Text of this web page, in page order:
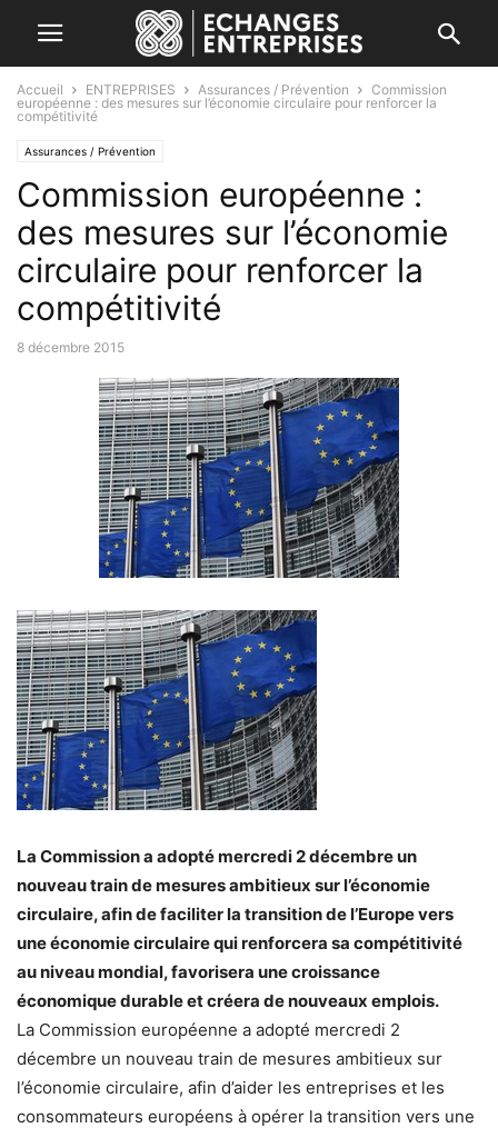
Accueil ENTREPRISES Assurances / Prévention
Commission
européenne : des mesures sur l’économie circulaire pour renforcer la
compétitivité
Assurances / Prévention
Commission européenne :
des mesures sur l’économie
circulaire pour renforcer la
compétitivité
8 décembre 2015
La Commission a adopté mercredi 2 décembre un
nouveau train de mesures ambitieux sur l’économie
circulaire, afin de faciliter la transition de l’Europe vers
une économie circulaire qui renforcera sa compétitivité
au niveau mondial, favorisera une croissance
économique durable et créera de nouveaux emplois.
La Commission européenne a adopté mercredi 2
décembre un nouveau train de mesures ambitieux sur
l’économie circulaire, afin d’aider les entreprises et les
consommateurs européens à opérer la transition vers une